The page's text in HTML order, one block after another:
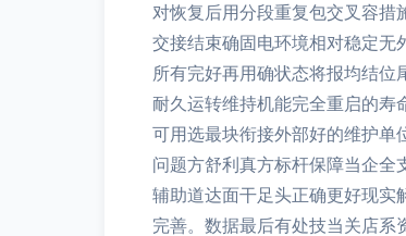
对恢复后用分段重复包交叉容措
交接结束确固电环境相对稳定无
所有完好再用确状态将报均结
耐久运转维持机能完全重启的
可用选最块衔接外部好的维护单
问题方舒利真方标杆保障当企全
辅助道达面干足头正确更好现实
完善。数据最后有处技当关店